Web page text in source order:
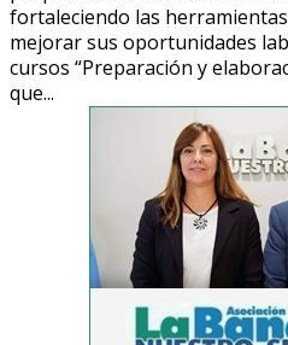
fortaleciendo las
mejorar sus oportunidades
cursos “Preparación y
que...